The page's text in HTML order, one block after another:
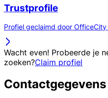
Trustprofile
Profiel geclaimd door
Wacht even! Probeerde je
zoeken?Claim profiel
Contactgegevens